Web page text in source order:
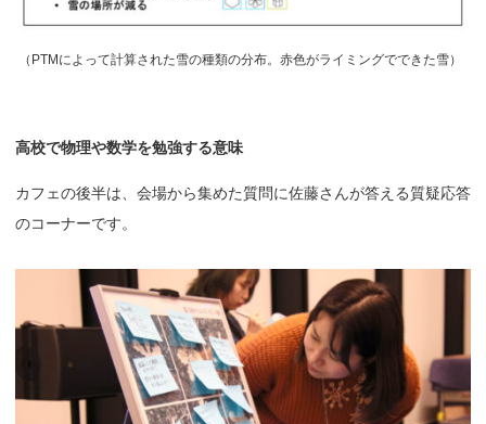
（ PTMによって計算された雪の種類の分布。赤色がライミングでできた雪）
高校で物理や数学を勉強する意味
カフェの後半は、会場から集めた質問に佐藤さんが答える質疑応答
のコーナーです。